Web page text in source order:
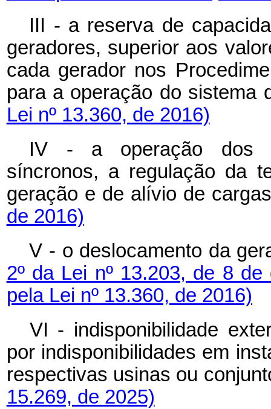
III - a reserva de
geradores, superior aos
cada gerador nos
para a operação do
Lei nº 13.360, de 2016)
IV - a operação dos
síncronos, a regulação da
geração e de alívio de
de 2016)
V - o deslocamento da
2º da Lei nº 13.203, de 8
pela Lei nº 13.360, de 2016)
VI - indisponibilidade
por indisponibilidades em
respectivas usinas ou
15.269, de 2025)